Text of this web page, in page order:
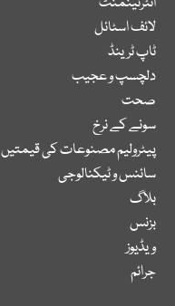
لائف اسٹائل
ٹاپ ٹرینڈ
دلچسپ و عجیب
صحت
سونے کے نرخ
پیٹرولیم مصنوعات کی قیمتیں
سائنس و ٹیکنالوجی
بلاگ
بزنس
ویڈیوز
جرائم